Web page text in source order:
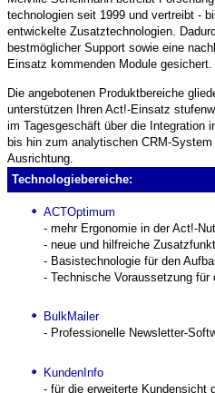
technologien seit 1999 und vertreibt -
entwickelte Zusatz­technologien.
bestmöglicher Support sowie eine
Einsatz kommenden Module gesichert.
Die angebotenen Produkt­bereiche
unterstützen Ihren Act!-Einsatz
im Tages­geschäft über die Integration
bis hin zum analytischen CRM-
Ausrichtung.
Technologiebereiche:
ACTOptimum
- mehr Ergonomie in der Act!-
- neue und hilfreiche
- Basis­technologie für den
- Technische Voraussetzung für
BulkMailer
- Professionelle Newsletter-
KundenInfo
- für die erweiterte Kundensicht